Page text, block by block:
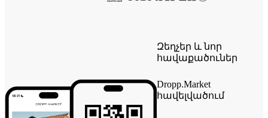
Զեղչեր և նոր
հավաքածուներ
Dropp.Market
հավելվածում